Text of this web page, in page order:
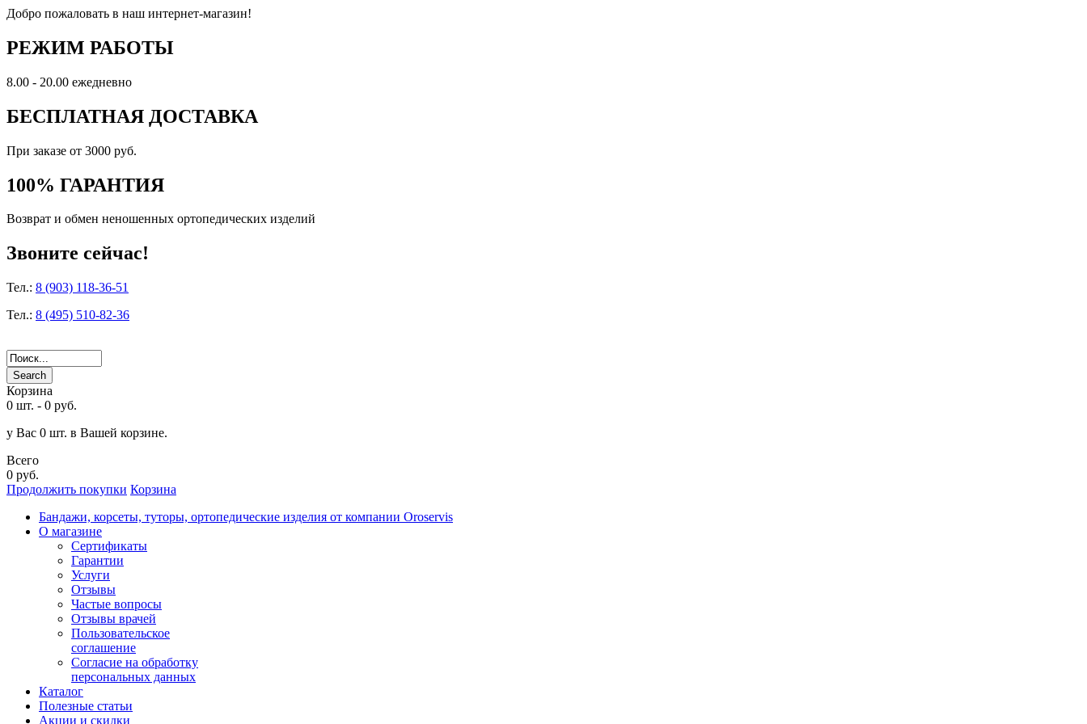
Добро пожаловать в наш интернет-магазин!
РЕЖИМ РАБОТЫ
8.00 - 20.00 ежедневно
БЕСПЛАТНАЯ ДОСТАВКА
При заказе от 3000 руб.
100% ГАРАНТИЯ
Возврат и обмен неношенных ортопедических изделий
Звоните сейчас!
Тел.: 8 (903) 118-36-51
Тел.: 8 (495) 510-82-36
Search
Корзина
0 шт. - 0 руб.
у Вас 0 шт. в Вашей корзине.
Всего
0 руб.
Продолжить покупки Корзина
Бандажи, корсеты, туторы, ортопедические изделия от компании Oroservis
О магазине
Сертификаты
Гарантии
Услуги
Отзывы
Частые вопросы
Отзывы врачей
Пользовательское
соглашение
Согласие на обработку
персональных данных
Каталог
Полезные статьи
Акции и скидки